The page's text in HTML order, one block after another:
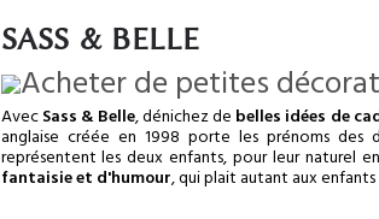
SASS & BELLE
AvecSass & Belle, dénichez de belles idées de
anglaise créée en 1998 porte les prénoms
représentent les deux enfants, pour leur naturel
fantaisie et d'humour, qui plait autant aux enfants